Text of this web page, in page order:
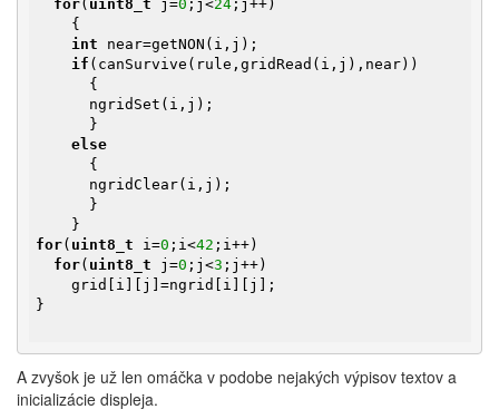
for( uint8_t j=0 ;j<24 ;j++)
int near=getNON(i,j);
if (canSurvive(rule,gridRead(i,j),near))
else
for( uint8_t i=0 ;i<42 ;i++)
for( uint8_t j=0 ;j<3 ;j++)
}
A zvyšok je už len omáčka v podobe nejakých výpisov textov a
inicializácie displeja.